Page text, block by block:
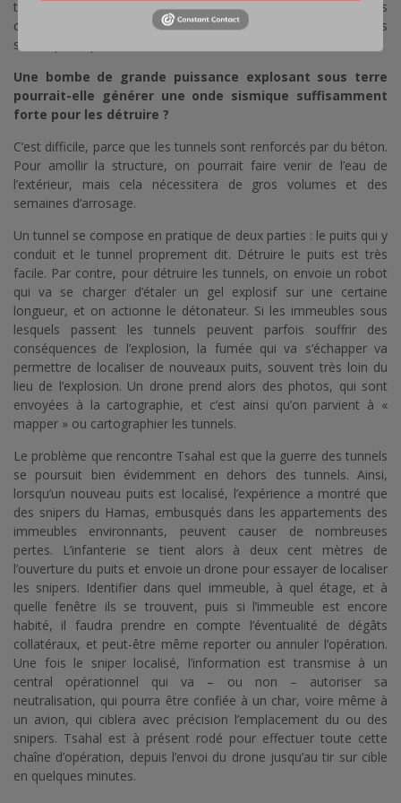
très limités. Quant aux civils qui avaient pour charge de les
creuser, certains ont dit qu’ils étaient conduits les yeux bandés
sur les puits qui menaient aux lieux où ils creusaient.
Une bombe de grande puissance explosant sous terre
pourrait-elle générer une onde sismique suffisamment
forte pour les détruire ?
C’est difficile, parce que les tunnels sont renforcés par du béton.
Pour amollir la structure, on pourrait faire venir de l’eau de
l’extérieur, mais cela nécessitera de gros volumes et des
semaines d’arrosage.
Un tunnel se compose en pratique de deux parties : le puits qui y
conduit et le tunnel proprement dit. Détruire le puits est très
facile. Par contre, pour détruire les tunnels, on envoie un robot
qui va se charger d’étaler un gel explosif sur une certaine
longueur, et on actionne le détonateur. Si les immeubles sous
lesquels passent les tunnels peuvent parfois souffrir des
conséquences de l’explosion, la fumée qui va s’échapper va
permettre de localiser de nouveaux puits, souvent très loin du
lieu de l’explosion. Un drone prend alors des photos, qui sont
envoyées à la cartographie, et c’est ainsi qu’on parvient à «
mapper » ou cartographier les tunnels.
Le problème que rencontre Tsahal est que la guerre des tunnels
se poursuit bien évidemment en dehors des tunnels. Ainsi,
lorsqu’un nouveau puits est localisé, l’expérience a montré que
des snipers du Hamas, embusqués dans les appartements des
immeubles environnants, peuvent causer de nombreuses
pertes. L’infanterie se tient alors à deux cent mètres de
l’ouverture du puits et envoie un drone pour essayer de localiser
les snipers. Identifier dans quel immeuble, à quel étage, et à
quelle fenêtre ils se trouvent, puis si l’immeuble est encore
habité, il faudra prendre en compte l’éventualité de dégâts
collatéraux, et peut-être même reporter ou annuler l’opération.
Une fois le sniper localisé, l’information est transmise à un
central opérationnel qui va – ou non – autoriser sa
neutralisation, qui pourra être confiée à un char, voire même à
un avion, qui ciblera avec précision l’emplacement du ou des
snipers. Tsahal est à présent rodé pour effectuer toute cette
chaîne d’opération, depuis l’envoi du drone jusqu’au tir sur cible
en quelques minutes.